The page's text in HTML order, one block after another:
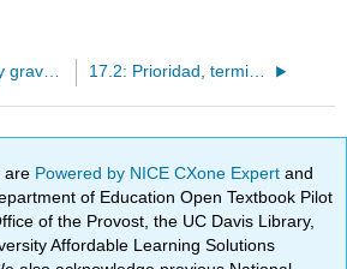
17: Hipotecas y gravámenes no consensuales 17.2: Prioridad, terminación de la hipoteca y otros métodos de uso de bienes raíces como garantía
are Powered by NICE CXone Expertand
of Education Open Textbook Pilot
of the Provost, the UC Davis Library,
Affordable Learning Solutions